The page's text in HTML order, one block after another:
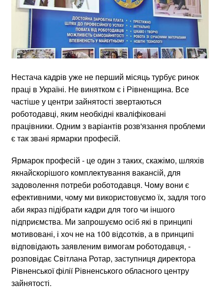
Нестача кадрів уже не перший місяць турбує ринок
праці в Україні. Не винятком є і Рівненщина. Все
частіше у центри зайнятості звертаються
роботодавці, яким необхідні кваліфіковані
працівники. Одним з варіантів розв'язання проблеми
є так звані ярмарки професій.
Ярмарок професій - це один з таких, скажімо, шляхів
якнайскорішого комплектування вакансій, для
задоволення потреби роботодавця. Чому вони є
ефективними, чому ми використовуємо їх, задля того
аби якраз підібрати кадри для того чи іншого
підприємства. Ми запрошуємо осіб які в принципі
мотивовані, і хоч не на 100 відсотків, а в принципі
відповідають заявленим вимогам роботодавця, -
розповідає Світлана Ротар, заступниця директора
Рівненської філії Рівненського обласного центру
зайнятості.